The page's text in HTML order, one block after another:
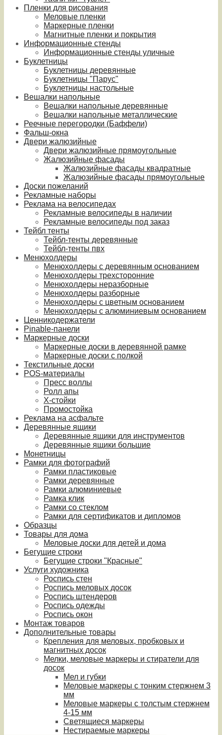
Пленки для рисования
Меловые пленки
Маркерные пленки
Магнитные пленки и покрытия
Информационные стенды
Информационные стенды уличные
Буклетницы
Буклетницы деревянные
Буклетницы "Парус"
Буклетницы настольные
Вешалки напольные
Вешалки напольные деревянные
Вешалки напольные металлические
Реечные перегородки (Баффели)
Фальш-окна
Двери жалюзийные
Двери жалюзийные прямоугольные
Жалюзийные фасады
Жалюзийные фасады квадратные
Жалюзийные фасады прямоугольные
Доски пожеланий
Рекламные наборы
Реклама на велосипедах
Рекламные велосипеды в наличии
Рекламные велосипеды под заказ
Тейбл тенты
Тейбл-тенты деревянные
Тейбл-тенты пвх
Менюхолдеры
Менюхолдеры с деревянным основанием
Менюхолдеры трехсторонние
Менюхолдеры неразборные
Менюхолдеры разборные
Менюхолдеры с цветным основанием
Менюхолдеры с алюминиевым основанием
Ценникодержатели
Pinable-панели
Маркерные доски
Маркерные доски в деревянной рамке
Маркерные доски с полкой
Текстильные доски
POS-материалы
Пресс воллы
Ролл апы
Х-стойки
Промостойка
Реклама на асфальте
Деревянные ящики
Деревянные ящики для инструментов
Деревянные ящики большие
Монетницы
Рамки для фотографий
Рамки пластиковые
Рамки деревянные
Рамки алюминиевые
Рамка клик
Рамки со стеклом
Рамки для сертификатов и дипломов
Образцы
Товары для дома
Меловые доски для детей и дома
Бегущие строки
Бегущие строки "Красные"
Услуги художника
Роспись стен
Роспись меловых досок
Роспись штендеров
Роспись одежды
Роспись окон
Монтаж товаров
Дополнительные товары
Крепления для меловых, пробковых и
магнитных досок
Мелки, меловые маркеры и стиратели для
досок
Мел и губки
Меловые маркеры с тонким стержнем 3
мм
Меловые маркеры с толстым стержнем
4-15 мм
Светящиеся маркеры
Нестираемые маркеры